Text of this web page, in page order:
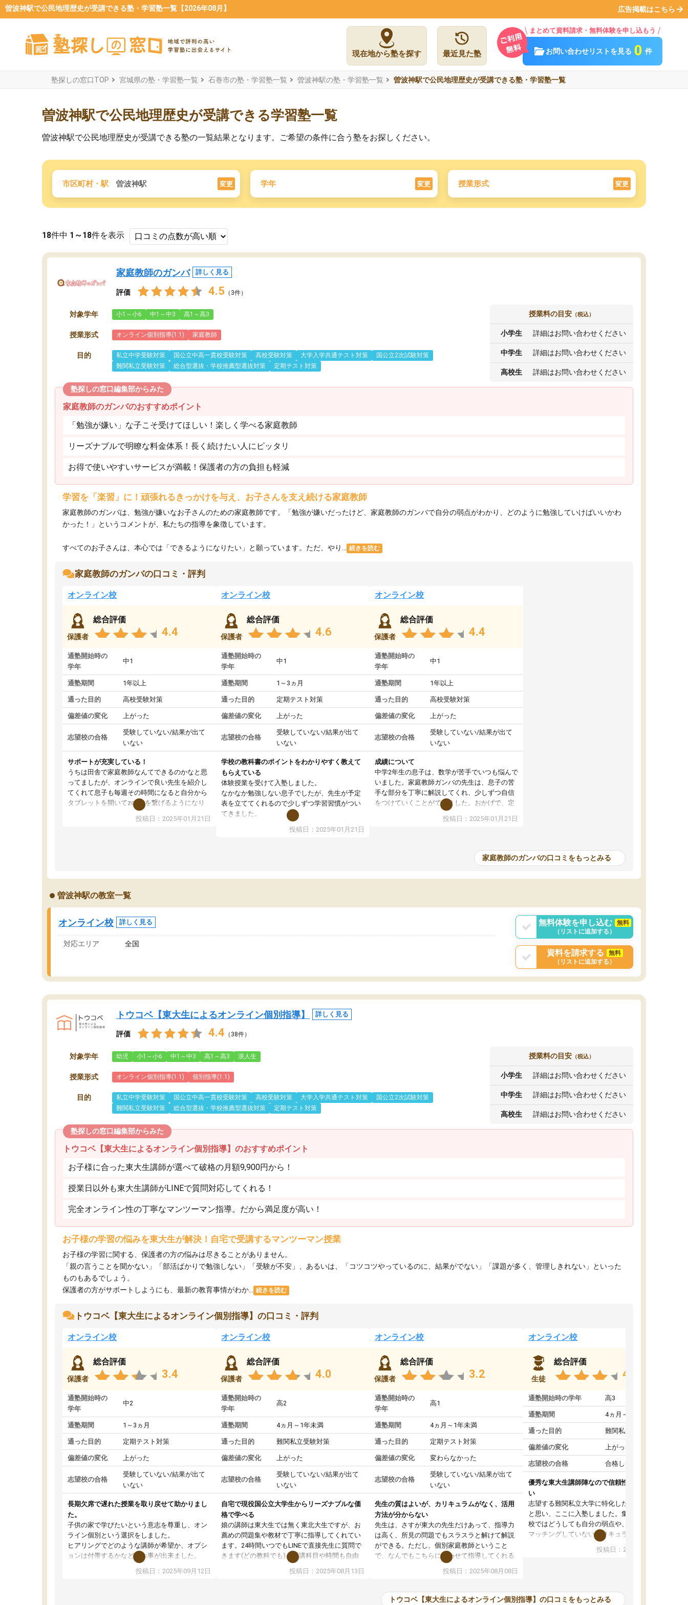
曽波神駅で公民地理歴史が受講できる塾・学習塾一覧【2026年08月】 広告掲載はこちら
現在地から塾を探す 最近見た塾
まとめて資料請求・無料体験を申し込もう
お問い合わせリストを見る 0 件
塾探しの窓口TOP 宮城県の塾・学習塾一覧 石巻市の塾・学習塾一覧 曽波神駅の塾・学習塾一覧 曽波神駅で公民地理歴史が受講できる塾・学習塾一覧
曽波神駅で公民地理歴史が受講できる学習塾一覧
曽波神駅で公民地理歴史が受講できる塾の一覧結果となります。ご希望の条件に合う塾をお探しください。
市区町村・駅 曽波神駅 変更 学年 変更 授業形式 変更
18件中 1～18件を表示
家庭教師のガンバ 詳しく見る
評価 4.5 （3件）
対象学年 小1～小6 中1～中3 高1～高3
授業形式 オンライン個別指導(1:1) 家庭教師
目的 私立中学受験対策 国公立中高一貫校受験対策 高校受験対策 大学入学共通テスト対策
国公立2次試験対策
難関私立受験対策
総合型選抜・学校推薦型選抜対策 定期テスト対策
授業料の目安 （税込）
小学生 詳細はお問い合わせください
中学生 詳細はお問い合わせください
高校生 詳細はお問い合わせください
塾探しの窓口編集部からみた
家庭教師のガンバのおすすめポイント
「勉強が嫌い」な子こそ受けてほしい！楽しく学べる家庭教師
リーズナブルで明瞭な料金体系！長く続けたい人にピッタリ
お得で使いやすいサービスが満載！保護者の方の負担も軽減
学習を「楽習」に！頑張れるきっかけを与え、お子さんを支え続ける家庭教師
家庭教師のガンバは、勉強が嫌いなお子さんのための家庭教師です。「勉強が嫌いだったけど、家庭教師のガンバで自分の弱点がわかり、どのように勉強していけばいいかわ
かった！」というコメントが、私たちの指導を象徴しています。
すべてのお子さんは、本心では「できるようになりたい」と願っています。ただ、やり... 続きを読む
家庭教師のガンバの口コミ・評判
オンライン校
保護者
総合評価
4.4
通塾開始時の
学年
中1
通塾期間 1年以上
通った目的 高校受験対策
偏差値の変化 上がった
志望校の合格
受験していない/結果が出て
いない
サポートが充実している！
うちは田舎で家庭教師なんてできるのかなと思
ってましたが、オンラインで良い先生を紹介し
てくれて息子も毎週その時間になると自分から
タブレットを開いてzoomを繋げるようになり
ました！5科目なんでもOKなのもとても気に入
投稿日：2025年01月21日
オンライン校
保護者
総合評価
4.6
通塾開始時の
学年
中1
通塾期間 1～3ヵ月
通った目的 定期テスト対策
偏差値の変化 上がった
志望校の合格
受験していない/結果が出て
いない
学校の教科書のポイントをわかりやすく教えて
もらえている
体験授業を受けて入塾しました。
なかなか勉強しない息子でしたが、先生が予定
表を立ててくれるので少しずつ学習習慣がつい
てきました。
オンラインで週に一度の受講ですが、指導が無
い日も予定表に基づいて勉強したり、LINEでわ
投稿日：2025年01月21日
オンライン校
保護者
総合評価
4.4
通塾開始時の
学年
中1
通塾期間 1年以上
通った目的 高校受験対策
偏差値の変化 上がった
志望校の合格
受験していない/結果が出て
いない
成績について
中学2年生の息子は、数学が苦手でいつも悩んで
いました。家庭教師ガンバの先生は、息子の苦
手な部分を丁寧に解説してくれ、少しずつ自信
をつけていくことができました。おかげで、定
期テストの成績が10点以上アップし、本人もと
投稿日：2025年01月21日
家庭教師のガンバの口コミをもっとみる
曽波神駅の教室一覧
オンライン校 詳しく見る
対応エリア 全国
無料体験を申し込む
無料
（リストに追加する）
資料を請求する
無料
（リストに追加する）
トウコベ【東大生によるオンライン個別指導】 詳しく見る
評価 4.4 （38件）
対象学年 幼児 小1～小6 中1～中3 高1～高3 浪人生
授業形式 オンライン個別指導(1:1) 個別指導(1:1)
目的 私立中学受験対策 国公立中高一貫校受験対策 高校受験対策 大学入学共通テスト対策
国公立2次試験対策
難関私立受験対策
総合型選抜・学校推薦型選抜対策 定期テスト対策
授業料の目安 （税込）
小学生 詳細はお問い合わせください
中学生 詳細はお問い合わせください
高校生 詳細はお問い合わせください
塾探しの窓口編集部からみた
トウコベ【東大生によるオンライン個別指導】のおすすめポイント
お子様に合った東大生講師が選べて破格の月額9,900円から！
授業日以外も東大生講師がLINEで質問対応してくれる！
完全オンライン性の丁寧なマンツーマン指導。だから満足度が高い！
お子様の学習の悩みを東大生が解決！自宅で受講するマンツーマン授業
お子様の学習に関する、保護者の方の悩みは尽きることがありません。
「親の言うことを聞かない」「部活ばかりで勉強しない」「受験が不安」、あるいは、「コツコツやっているのに、結果がでない」「課題が多く、管理しきれない」といった
ものもあるでしょう。
保護者の方がサポートしようにも、最新の教育事情がわか...
続きを読む
トウコベ【東大生によるオンライン個別指導】の口コミ・評判
オンライン校
保護者
総合評価
3.4
通塾開始時の
学年
中2
通塾期間 1～3ヵ月
通った目的 定期テスト対策
偏差値の変化 上がった
志望校の合格
受験していない/結果が出て
いない
長期欠席で遅れた授業を取り戻せて助かりまし
た。
子供の家で学びたいという意志を尊重し、オン
ライン個別という選択をしました。
ヒアリングでどのような講師が希望か、オプシ
ョンは付帯するかなど選ぶ事が出来ました。
講師とのマッチング後講師との初回ミーティン
グを行い、その講師で良いか他の講師を希望す
投稿日：2025年09月12日
オンライン校
保護者
総合評価
4.0
通塾開始時の
学年
高2
通塾期間 4ヵ月～1年未満
通った目的 難関私立受験対策
偏差値の変化 上がった
志望校の合格
受験していない/結果が出て
いない
自宅で現役国公立大学生からリーズナブルな価
格で学べる
娘の講師は東大生では無く東北大生ですが、お
薦めの問題集や教材で丁寧に指導してくれてい
ます。24時間いつでもLINEで直接先生に質問で
きます(どの教科でも)。受講科目や時間も自由
に決めれるので、個人に合った勉強ができると
思います。カリキュラム相談みたいなのがあり
投稿日：2025年08月13日
オンライン校
保護者
総合評価
3.2
通塾開始時の
学年
高1
通塾期間 4ヵ月～1年未満
通った目的 定期テスト対策
偏差値の変化 変わらなかった
志望校の合格
受験していない/結果が出て
いない
先生の質はよいが、カリキュラムがなく、活用
方法が分からない
先生は、さすが東大の先生だけあって、指導力
は高く、所見の問題でもスラスラと解けて解説
ができる。ただし、個別家庭教師ということ
で、なんでもこちらに合わせて指導してくれる
のだが、具体的なカリキュラムがない。当方
は、授業の先取り学習をするため、学校の教科
いただいたが、1時間の時間を使って進められる
投稿日：2025年08月08日
オンライン校
生徒
総合評価
4.4
通塾開始時の学年 高3
通塾期間 4ヵ月～1年未満
通った目的 難関私立受験対策
偏差値の変化 上がった
志望校の合格 合格した
優秀な東大生講師陣なので信頼性や安心感が高
い
志望する難関私立大学に特化した準備をしたい
と思い、ここに入塾しました。集団指導の予備
校ではどうしても自分の弱点や、志望校対策に
マッチングしていないカリキュラムに不安を感
また受験のノウハウを蓄積している優秀な東大
ツーマン指導によって、自分の志望校にふさわ
投稿日：2024年02月19日
トウコベ【東大生によるオンライン個別指導】の口コミをもっとみる